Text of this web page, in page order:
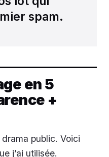
spam.
en 5
+
public. Voici
j’ai utilisée.